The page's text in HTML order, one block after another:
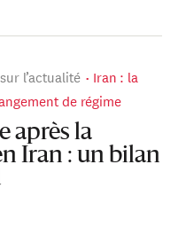
l’actualité
Iran : la
de régime
après la
Iran : un bilan